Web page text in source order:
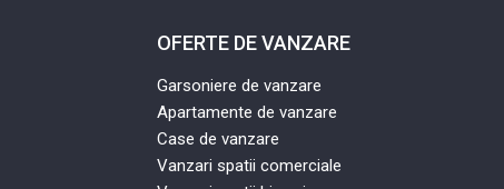
OFERTE DE VANZARE
Garsoniere de vanzare
Apartamente de vanzare
Case de vanzare
Vanzari spatii comerciale